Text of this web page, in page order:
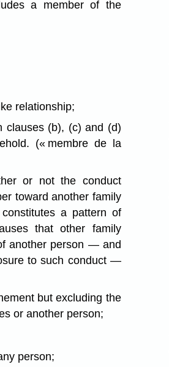
a member of the
relationship;
clauses (b), (c) and (d)
(« membre de la
or not the conduct
toward another family
a pattern of
that other family
another person — and
to such conduct —
but excluding the
or another person;
person;